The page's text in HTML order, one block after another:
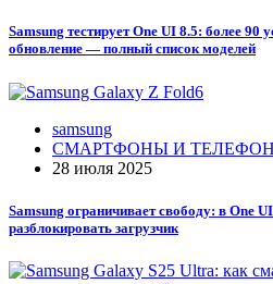
Samsung тестирует One UI 8.5: более 90
обновление — полный список моделей
samsung
СМАРТФОНЫ И
28 июля 2025
Samsung ограничивает свободу: в One
разблокировать загрузчик